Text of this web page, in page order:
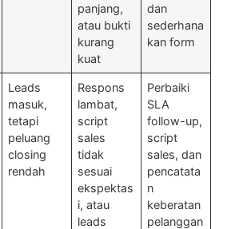
panjang,
atau bukti
kurang
kuat
dan
sederhana
kan form
Leads
masuk,
tetapi
peluang
closing
rendah
Respons
lambat,
script
sales
tidak
sesuai
ekspektas
i, atau
leads
Perbaiki
SLA
follow-up,
script
sales, dan
pencatata
n
keberatan
pelanggan